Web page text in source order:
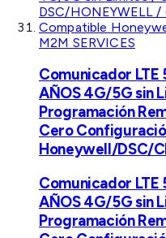
M2M SERVICES
Comunicador LTE
AÑOS 4G/5G sin
Programación
Cero
Honeywell/DSC/
Comunicador LTE
AÑOS 4G/5G sin
Programación